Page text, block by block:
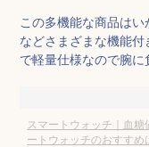
この多機能な商品は
などさまざまな機能
で軽量仕様なので腕に
スマートウォッチ｜血
ートウォッチのおすすめ